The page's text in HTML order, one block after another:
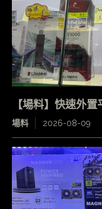
【場料】快速外
場料 2026-08-09